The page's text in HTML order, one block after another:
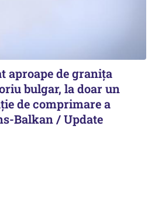
aproape de granița
bulgar, la doar un
de comprimare a
Balkan / Update